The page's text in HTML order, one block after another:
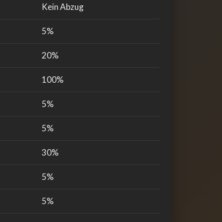
Kein Abzug
5%
20%
100%
5%
5%
30%
5%
5%